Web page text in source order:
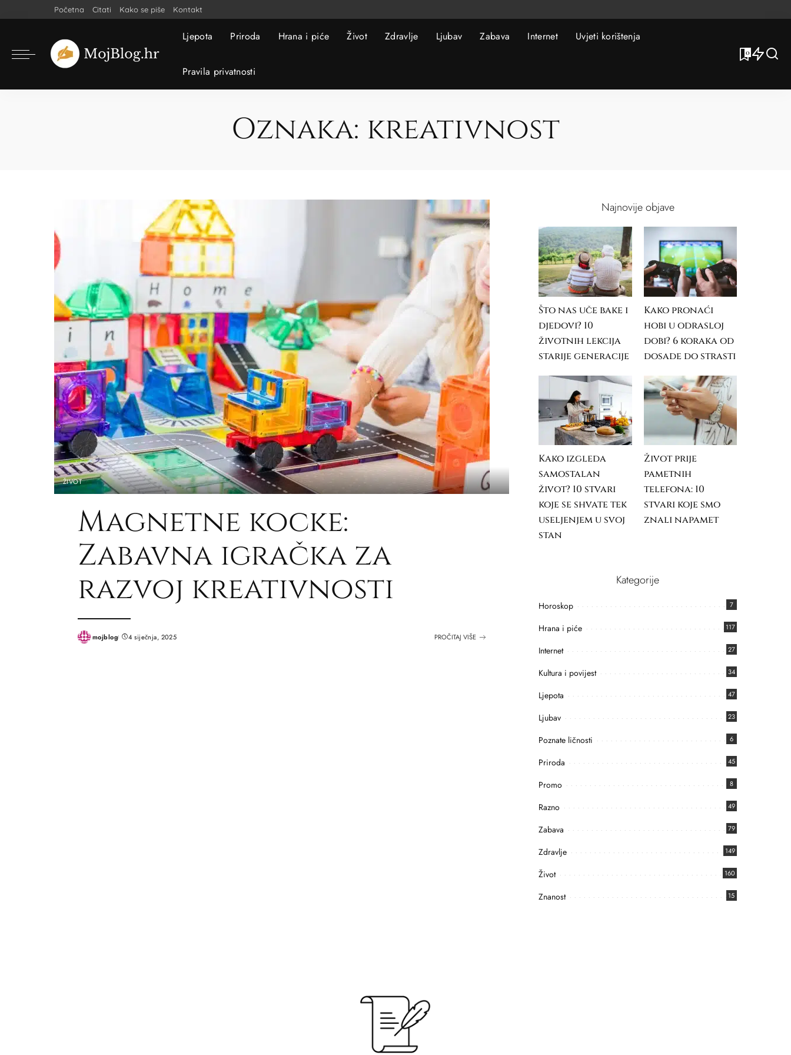
Početna Citati Kako se piše Kontakt
Ljepota Priroda Hrana i piće Život Zdravlje Ljubav Zabava Internet Uvjeti korištenja
Pravila privatnosti
0
Oznaka: kreativnost
ŽIVOT
Magnetne kocke:
Zabavna igračka za
razvoj kreativnosti
Postedmojblog 4 siječnja, 2025 PROČITAJ VIŠE
Najnovije objave
Što nas uče bake i
djedovi? 10
životnih lekcija
starije generacije
Kako pronaći
hobi u odrasloj
dobi? 6 koraka od
dosade do strasti
Kako izgleda
samostalan
život? 10 stvari
koje se shvate tek
useljenjem u svoj
stan
Život prije
pametnih
telefona: 10
stvari koje smo
znali napamet
Kategorije
Horoskop 7
Hrana i piće 117
Internet 27
Kultura i povijest 34
Ljepota 47
Ljubav 23
Poznate ličnosti 6
Priroda 45
Promo 8
Razno 49
Zabava 79
Zdravlje 149
Život 160
Znanost 15